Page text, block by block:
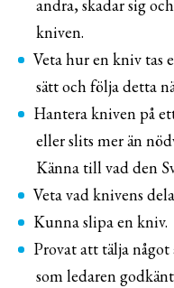
andra, skadar sig
kniven.
Veta hur en kniv tas
sätt och följa detta
Hantera kniven på
eller slits mer än
Känna till vad den
Veta vad knivens
Kunna slipa en kniv.
Provat att tälja
som ledaren